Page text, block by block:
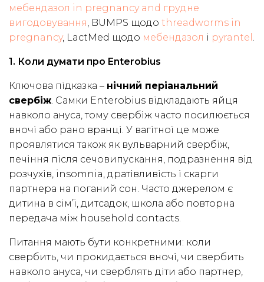
мебендазол in pregnancy and грудне
вигодовування, BUMPS щодо threadworms in
pregnancy, LactMed щодо мебендазол і pyrantel .
1. Коли думати про Enterobius
Ключова підказка – нічний періанальний
свербіж. Самки Enterobius відкладають яйця
навколо ануса, тому свербіж часто посилюється
вночі або рано вранці. У вагітної це може
проявлятися також як вульварний свербіж,
печіння після сечовипускання, подразнення від
розчухів, insomnia, дратівливість і скарги
партнера на поганий сон. Часто джерелом є
дитина в сім’ї, дитсадок, школа або повторна
передача між household contacts.
Питання мають бути конкретними: коли
свербить, чи прокидається вночі, чи свербить
навколо ануса, чи сверблять діти або партнер,